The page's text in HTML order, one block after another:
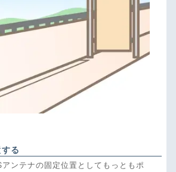
る
ンテナの固定位置としてもっともポ